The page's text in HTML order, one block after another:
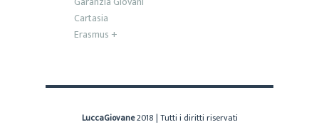
Cartasia
Erasmus +
LuccaGiovane2018 | Tutti i diritti riservati